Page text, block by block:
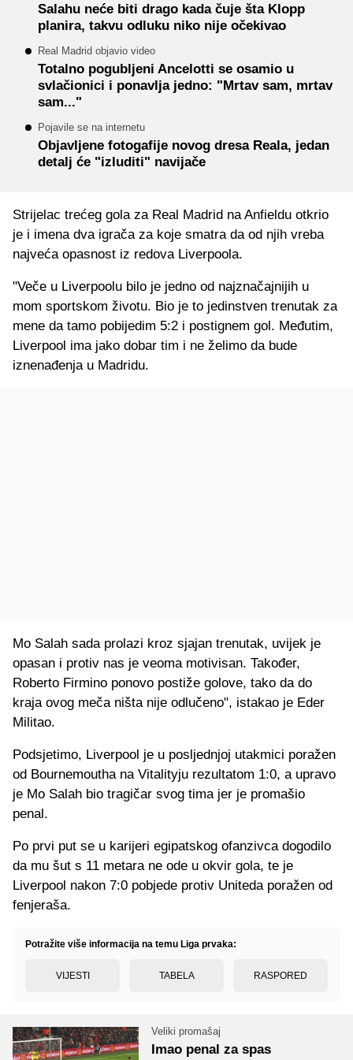
Salahu neće biti drago kada čuje šta Klopp
planira, takvu odluku niko nije očekivao
Real Madrid objavio video
Totalno pogubljeni Ancelotti se osamio u
svlačionici i ponavlja jedno: "Mrtav sam, mrtav
sam..."
Pojavile se na internetu
Objavljene fotogafije novog dresa Reala, jedan
detalj će "izluditi" navijače
Strijelac trećeg gola za Real Madrid na Anfieldu otkrio
je i imena dva igrača za koje smatra da od njih vreba
najveća opasnost iz redova Liverpoola.
"Veče u Liverpoolu bilo je jedno od najznačajnijih u
mom sportskom životu. Bio je to jedinstven trenutak za
mene da tamo pobijedim 5:2 i postignem gol. Međutim,
Liverpool ima jako dobar tim i ne želimo da bude
iznenađenja u Madridu.
Mo Salah sada prolazi kroz sjajan trenutak, uvijek je
opasan i protiv nas je veoma motivisan. Također,
Roberto Firmino ponovo postiže golove, tako da do
kraja ovog meča ništa nije odlučeno", istakao je Eder
Militao.
Podsjetimo, Liverpool je u posljednjoj utakmici poražen
od Bournemoutha na Vitalityju rezultatom 1:0, a upravo
je Mo Salah bio tragičar svog tima jer je promašio
penal.
Po prvi put se u karijeri egipatskog ofanzivca dogodilo
da mu šut s 11 metara ne ode u okvir gola, te je
Liverpool nakon 7:0 pobjede protiv Uniteda poražen od
fenjeraša.
Potražite više informacija na temu Liga prvaka:
VIJESTI TABELA RASPORED
Veliki promašaj
Imao penal za spas